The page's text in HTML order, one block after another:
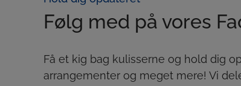
Følg med på vores
Få et kig bag kulisserne og hold dig
arrangementer og meget mere! Vi